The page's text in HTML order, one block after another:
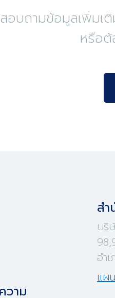
สอบถามข้อมูลเพิ่มเ
หรือต้
วาม
ส
บริ
อำ
แผ